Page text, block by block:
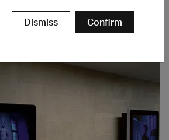
Dismiss Confirm